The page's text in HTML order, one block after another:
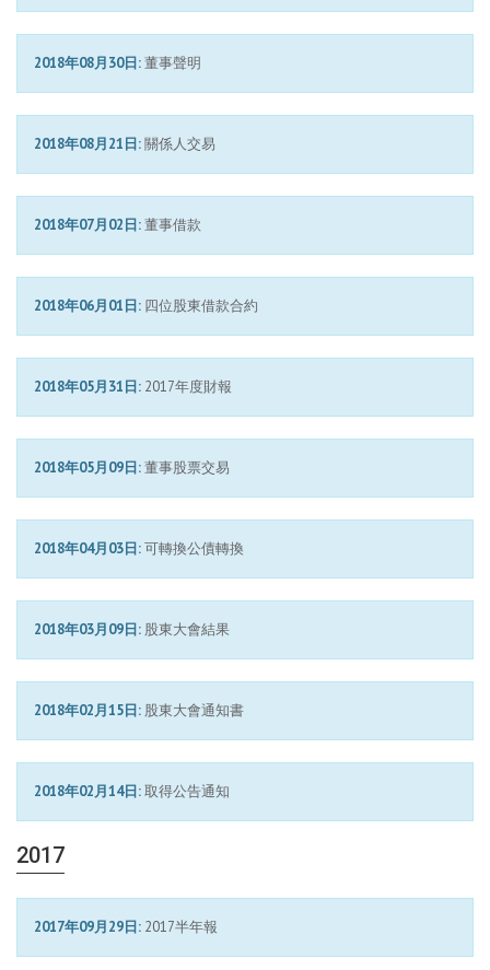
2018年08月30日:董事聲明
2018年08月21日:關係人交易
2018年07月02日:董事借款
2018年06月01日: 四位股東借款合約
2018年05月31日: 2017年度財報
2018年05月09日:董事股票交易
2018年04月03日:可轉換公債轉換
2018年03月09日: 股東大會結果
2018年02月15日: 股東大會通知書
2018年02月14日:取得公告通知
2017
2017年09月29日: 2017半年報